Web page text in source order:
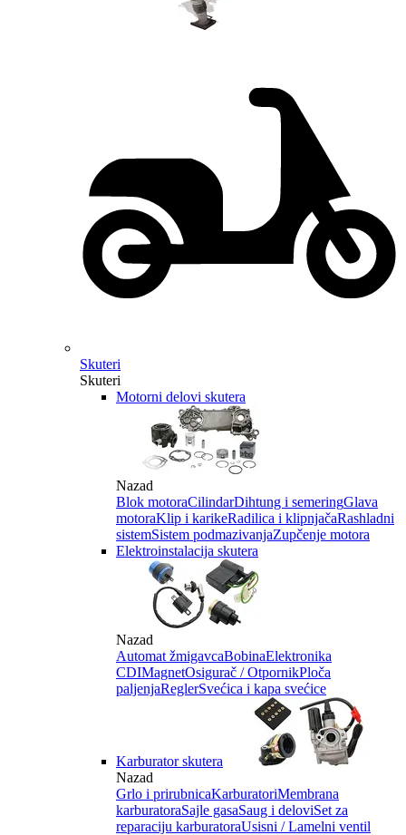
Skuteri
Skuteri
Motorni delovi skutera
Nazad
Blok motoraCilindarDihtung i semeringGlava
motoraKlip i karikeRadilica i klipnjačaRashladni
sistemSistem podmazivanjaZupčenje motora
Elektroinstalacija skutera
Nazad
Automat žmigavcaBobinaElektronika
CDIMagnetOsigurač / OtpornikPloča
paljenjaReglerSvećica i kapa svećice
Karburator skutera
Nazad
Grlo i prirubnicaKarburatoriMembrana
karburatoraSajle gasaSaug i deloviSet za
reparaciju karburatoraUsisni / Lamelni ventil